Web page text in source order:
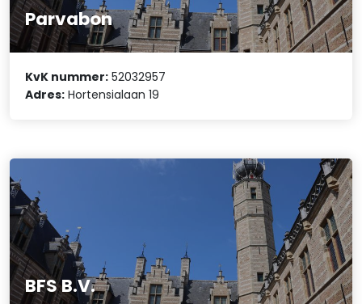
Parvabon
KvK nummer: 52032957
Adres: Hortensialaan 19
BFS B.V.